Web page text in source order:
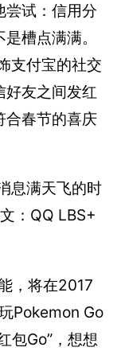
尝试：信用分
槽点满满。
支付宝的社交
好友之间发红
合春节的喜庆
息满天飞的时
：QQ LBS+
，将在2017
Pokemon Go
包Go”，想想